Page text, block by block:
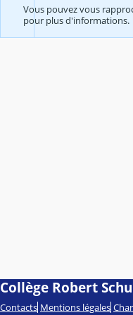
Vous pouvez vous
pour plus d'informations.
Collège Robert
Contacts Mentions légales